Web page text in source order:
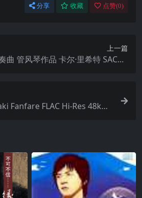
分享 收藏 点赞(0)
上一篇
曲 管风琴作品 卡尔·里希特 SACD I
Fanfare FLAC Hi-Res 48kHz